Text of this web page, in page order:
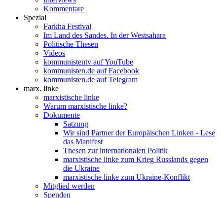
Kommentare
Spezial
Farkha Festival
Im Land des Sandes. In der Westsahara
Politische Thesen
Videos
kommunistentv auf YouTube
kommunisten.de auf Facebook
kommunisten.de auf Telegram
marx. linke
marxistische linke
Warum marxistische linke?
Dokumente
Satzung
Wir sind Partner der Europäischen Linken - Lese
das Manifest
Thesen zur internationalen Politik
marxistische linke zum Krieg Russlands gegen
die Ukraine
marxistische linke zum Ukraine-Konflikt
Mitglied werden
Spenden